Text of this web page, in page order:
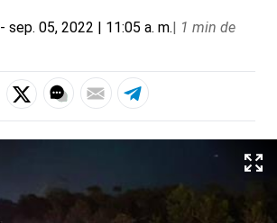
- sep. 05, 2022 | 11:05 a. m.| 1 min de